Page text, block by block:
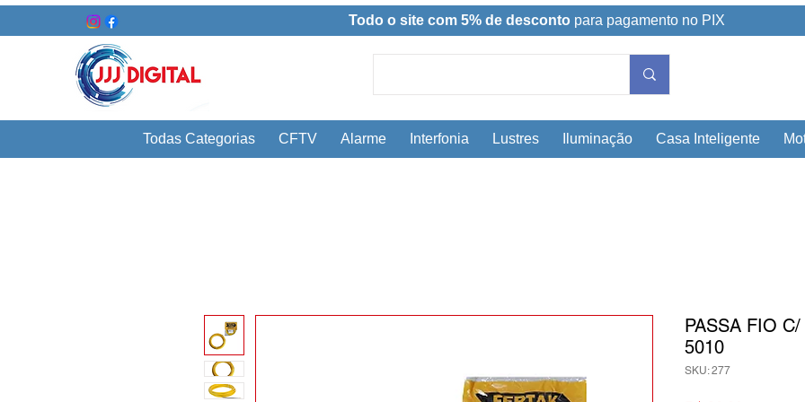
Todo o site com 5% de desconto para pagamento no PIX
Todas Categorias CFTV Alarme Interfonia Lustres Iluminação Casa Inteligente
PASSA FIO
5010
SKU: 277